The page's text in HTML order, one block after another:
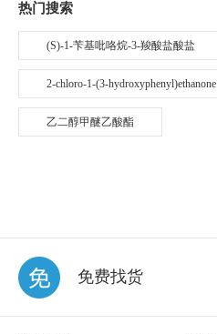
热门搜索
(S)-1-苄基吡咯烷-3-羧酸盐酸盐
2-chloro-1-(3-hydroxyphenyl)ethanone
乙二醇甲醚乙酸酯
免费找货